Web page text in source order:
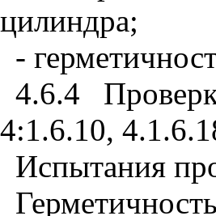
цилиндра;
-
4.6.4
4:1.6.10,
Испытания